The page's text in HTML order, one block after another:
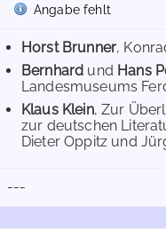
Angabe fehlt
Horst Brunner,
Bernhard und Hans
Landesmuseums
Klaus Klein, Zur
zur deutschen
Dieter Oppitz und
---